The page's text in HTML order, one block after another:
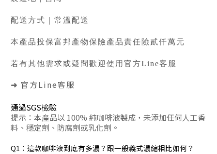
配送方式｜常溫配送
本產品投保富邦產物保險產品責任險貳仟萬元
若有其他需求或疑問歡迎使用官方Line客服
➜ 官方Line客服
通過SGS檢驗
提示： 本產品以 100% 純咖啡液製成，未添加任何人工香
料、穩定劑、防腐劑或乳化劑。
Q1：這款咖啡液到底有多濃？跟一般義式濃縮相比如何？